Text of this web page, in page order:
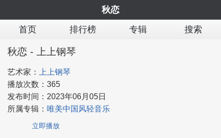
秋恋
首页
排行榜 专辑 搜索
秋恋 - 上上钢琴
艺术家：
上上钢琴
播放次数： 365
发布时间： 2023年06月05日
所属专辑： 唯美中国风轻音乐
立即播放